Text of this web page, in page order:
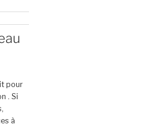
pour
. Si
à